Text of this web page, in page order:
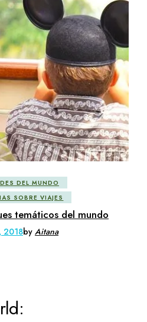
DEL MUNDO
SOBRE VIAJES
temáticos del mundo
2018by Aitana